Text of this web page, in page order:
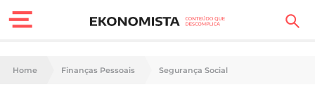
Finanças Pessoais
Home Finanças Pessoais Segurança Social